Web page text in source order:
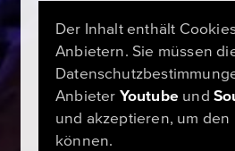
Der Inhalt enthält
Anbietern. Sie müssen
Anbieter Youtube und
und akzeptieren, um den
können.